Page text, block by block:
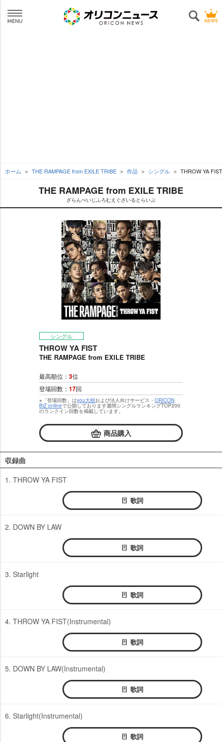
ホーム THE RAMPAGE from EXILE TRIBE 作品 シングル THROW YA FIST
THE RAMPAGE from EXILE TRIBE
ざらんぺいじふろむえぐざいるとらいぶ
シングル
THROW YA FIST
THE RAMPAGE from EXILE TRIBE
最高順位： 3位
登場回数： 17回
※「登場回数」はyou大樹および法人向けサービス・ ORICON
BiZ onlineで公開しております週間シングルランキングTOP200
のランクイン回数を掲載しています。
商品購入
収録曲
1. THROW YA FIST
歌詞
2. DOWN BY LAW
歌詞
3. Starlight
歌詞
4. THROW YA FIST(Instrumental)
歌詞
5. DOWN BY LAW(Instrumental)
歌詞
6. Starlight(Instrumental)
歌詞